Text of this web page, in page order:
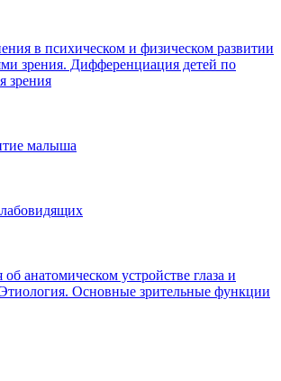
в психическом и физическом развитии
зрения. Дифференциация детей по
зрения
малыша
анатомическом устройстве глаза и
Основные зрительные функции